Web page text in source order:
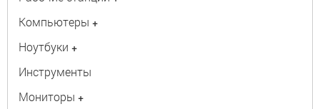
Компьютеры +
Ноутбуки +
Инструменты
Мониторы +